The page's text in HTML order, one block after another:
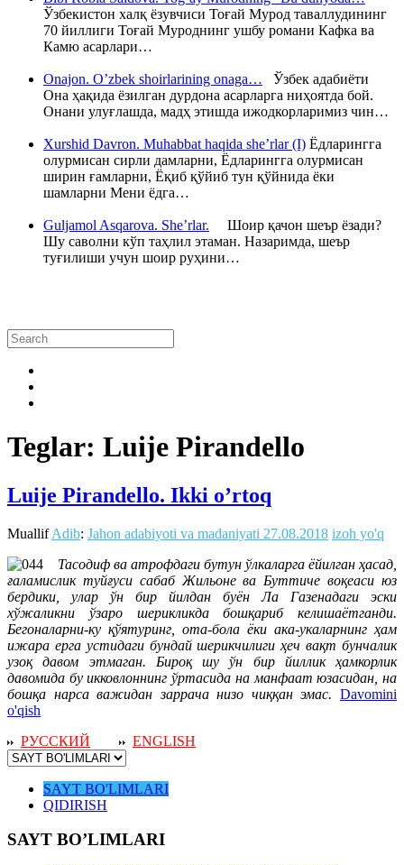
Ўзбекистон халқ ёзувчиси Тоғай Мурод таваллудининг
70 йиллиги Тоғай Муроднинг ушбу романи Кафка ва
Камю асарлари…
Onajon. O’zbek shoirlarining onaga… Ўзбек адабиёти
Она ҳақида ёзилган дурдона асарларга ниҳоятда бой.
Онани улуғлашда, мадҳ этишда ижодкорларимиз чин…
Xurshid Davron. Muhabbat haqida she’rlar (I) Ёдларингга
олурмисан сирли дамларни, Ёдларингга олурмисан
ширин ғамларни, Ёқиб қўйиб тун қўйнида ёки
шамларни Мени ёдга…
Guljamol Asqarova. She’rlar. Шоир қачон шеър ёзади?
Шу саволни кўп таҳлил этаман. Назаримда, шеър
туғилиши учун шоир руҳини…
Teglar: Luije Pirandello
Luije Pirandello. Ikki o’rtoq
MuallifAdib: Jahon adabiyoti va madaniyati 27.08.2018 izoh yo'q
Тасодиф ва атрофдаги бутун ўлкаларга ёйилган ҳасад,
ғаламислик туйғуси сабаб Жильоне ва Буттиче воқеаси юз
бердики, улар ўн бир йилдан буён Ла Газенадаги эски
хўжаликни ўзаро шерикликда бошқариб келишаётганди.
Бегоналарни-ку қўятуринг, ота-бола ёки ака-укаларнинг ҳам
ижара ерга устидаги бундай шерикчилиги ҳеч вақт бунчалик
узоқ давом этмаган. Бироқ шу ўн бир йиллик ҳамкорлик
давомида бу икковлоннинг ўртасида на манфаат юзасидан, на
бошқа нарса важидан заррача низо чиққан эмас. Davomini
o'qish
РУССКИЙ
ENGLISH
SAYT BO'LIMLARI
QIDIRISH
SAYT BO’LIMLARI